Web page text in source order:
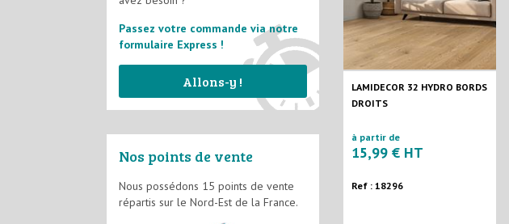
LAMIDECOR 32 HYDRO BORDS
DROITS
à partir de
15,99 € HT
Ref : 18296
Passez votre commande via notre
formulaire Express !
Allons-y !
Nos points de vente
Nous possédons 15 points de vente
répartis sur le Nord-Est de la France.